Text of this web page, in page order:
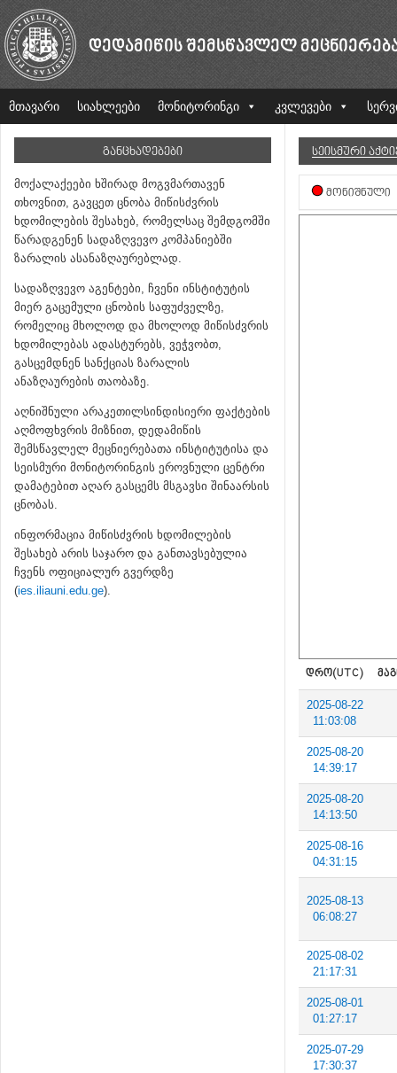
ᲓᲔᲓᲐᲛᲘᲬᲘᲡ ᲨᲔᲛᲡᲬᲐᲕᲚᲔᲚ
მთავარი სიახლეები მონიტორინგი კვლევები
ᲒᲐᲜᲪᲮᲐᲓᲔᲑᲔᲑᲘ
მოქალაქეები ხშირად მოგვმართავენ
თხოვნით, გავცეთ ცნობა მიწისძვრის
ხდომილების შესახებ, რომელსაც შემდგომში
წარადგენენ სადაზღვევო კომპანიებში
ზარალის ასანაზღაურებლად.
სადაზღვევო აგენტები, ჩვენი ინსტიტუტის
მიერ გაცემული ცნობის საფუძველზე,
რომელიც მხოლოდ და მხოლოდ მიწისძვრის
ხდომილებას ადასტურებს, ვეჭვობთ,
გასცემდნენ სანქციას ზარალის
ანაზღაურების თაობაზე.
აღნიშნული არაკეთილსინდისიერი ფაქტების
აღმოფხვრის მიზნით, დედამიწის
შემსწავლელ მეცნიერებათა ინსტიტუტისა და
სეისმური მონიტორინგის ეროვნული ცენტრი
დამატებით აღარ გასცემს მსგავსი შინაარსის
ცნობას.
ინფორმაცია მიწისძვრის ხდომილების
შესახებ არის საჯარო და განთავსებულია
ჩვენს ოფიციალურ გვერდზე
(ies.iliauni.edu.ge).
ᲡᲔᲘᲡᲛᲣᲠᲘ
ᲛᲝᲜᲘᲨᲜᲣᲚᲘ
ᲓᲠᲝ(UTC)
2025-08-22
11:03:08
2025-08-20
14:39:17
2025-08-20
14:13:50
2025-08-16
04:31:15
2025-08-13
06:08:27
2025-08-02
21:17:31
2025-08-01
01:27:17
2025-07-29
17:30:37